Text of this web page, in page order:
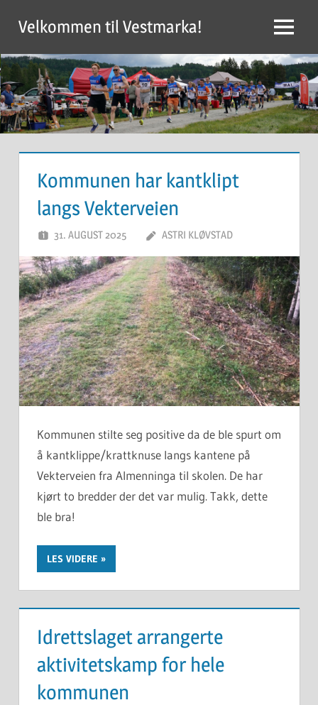
content
Velkommen til Vestmarka! Menu
Kommunen har kantklipt
langs Vekterveien
31. AUGUST 2025 ASTRI KLØVSTAD
Kommunen stilte seg positive da de ble spurt om
å kantklippe/krattknuse langs kantene på
Vekterveien fra Almenninga til skolen. De har
kjørt to bredder der det var mulig. Takk, dette
ble bra!
LES VIDERE
Idrettslaget arrangerte
aktivitetskamp for hele
kommunen